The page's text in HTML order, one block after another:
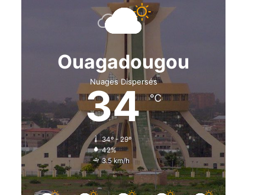
Ouagadougou
Nuages Dispersés
34℃
34º - 29º
42%
3.5 km/h